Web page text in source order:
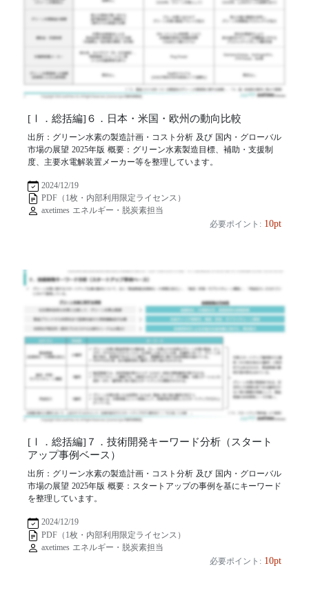
[Ⅰ．総括編]６．日本・米国・欧州の動向比較
出所：グリーン水素の製造計画・コスト分析 及び 国内・グローバル
市場の展望 2025年版 概要：グリーン水素製造目標、補助・支援制
度、主要水電解装置メーカー等を整理しています。
2024/12/19
PDF（1枚・内部利用限定ライセンス）
axetimes エネルギー・脱炭素担当
必要ポイント: 10pt
[Ⅰ．総括編]７．技術開発キーワード分析（スタート
アップ事例ベース）
出所：グリーン水素の製造計画・コスト分析 及び 国内・グローバル
市場の展望 2025年版 概要：スタートアップの事例を基にキーワード
を整理しています。
2024/12/19
PDF（1枚・内部利用限定ライセンス）
axetimes エネルギー・脱炭素担当
必要ポイント: 10pt